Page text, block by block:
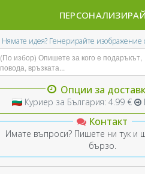
ПЕРСОНАЛИЗИРАЙ
Нямате идея? Генерирайте изображение
Опции за
Куриер за България: 4.99 €
Контакт
Имате въпроси? Пишете ни тук и ще отговорим
бързо.